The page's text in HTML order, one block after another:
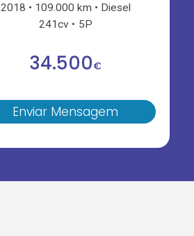
2018 109.000 km
Diesel
241cv
5P
34.500€
Enviar Mensagem